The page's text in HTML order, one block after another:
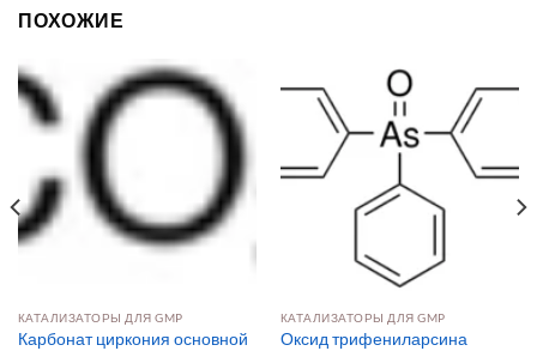
ПОХОЖИЕ
КАТАЛИЗАТОРЫ ДЛЯ GMP
Карбонат циркония основной
КАТАЛИЗАТОРЫ ДЛЯ GMP
Оксид трифениларсина